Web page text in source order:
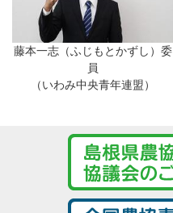
藤本一志（ふじもとかずし）委
員
（いわみ中央青年連盟）